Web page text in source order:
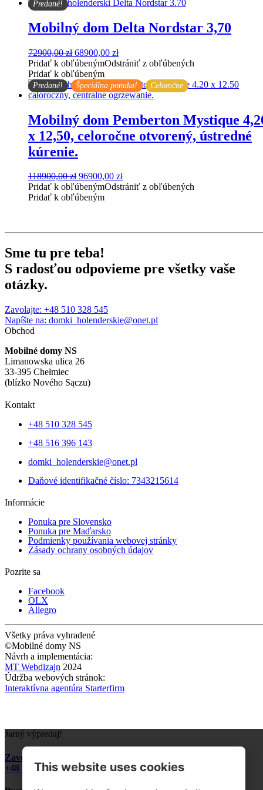
Predané!
Mobilný dom Delta Nordstar 3,70
72900,00zł Pôvodná
cena
bola:
72900,00 zł.
68900,00 złAktuálna
cena
68900,00 zł.
Pridať k obľúbenýmOdstrániť z obľúbených
Pridať k obľúbeným
Predané! Špeciálna ponuka! Celoročne
Mobilný dom Pemberton Mystique
x 12,50, celoročne otvorený, ústredné
kúrenie.
118900,00zł Pôvodná
cena
bola:
96900,00 złAktuálna
cena
Pridať k obľúbenýmOdstrániť z obľúbených
Pridať k obľúbeným
Sme tu pre teba!
S radosťou odpovieme pre všetky vaše
otázky.
Zavolajte: +48 510 328 545
Napíšte na: domki_holenderskie@onet.pl
Obchod
Mobilné domy NS
Limanowska ulica 26
33-395 Chełmiec
(blízko Nového Sączu)
Kontakt
+48 510 328 545
+48 516 396 143
domki_holenderskie@onet.pl
Daňové identifikačné číslo: 7343215614
Informácie
Ponuka pre Slovensko
Ponuka pre Maďarsko
Podmienky používania webovej stránky
Zásady ochrany osobných údajov
Pozrite sa
Facebook
OLX
Allegro
Všetky práva vyhradené
©Mobilné domy NS
Návrh a implementácia:
MT Webdizajn 2024
Údržba webových stránok:
Interaktívna agentúra Starterfirm
This website uses cookies
Jarný výpredaj!
Zavolajte a opýtajte sa na podrobnosti:
+48 510 328 545